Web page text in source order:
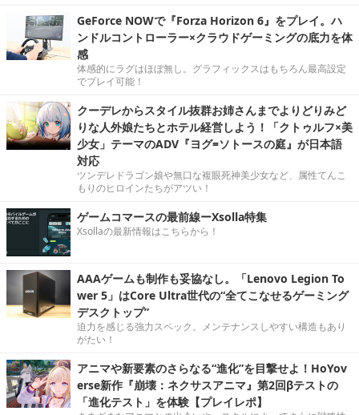
GeForce NOWで『Forza Horizon 6』をプレイ。ハ
ンドルコントローラー×クラウドゲーミングの底力を体
感
体感的にラグはほぼ無し。グラフィックスはもちろん最高設定
でプレイ可能！
クーデレからスタイル抜群お姉さんまでよりどりみど
りな人外娘たちとホテル経営しよう！「クトゥルフ×美
少女」テーマのADV『ヨグ=ソトースの庭』が日本語
対応
ツンデレドラゴン娘や無口な複眼死神美少女など、属性てんこ
もりのヒロインたちがアツい！
ゲームコマースの最前線ーXsolla特集
Xsollaの最新情報はこちらから！
AAAゲームも制作も妥協なし。「Lenovo Legion To
wer 5」はCore Ultra世代の“全てこなせるゲーミング
デスクトップ”
迫力を感じる強力スペック。メンテナンスしやすい構造もあり
がたい！
アニマや新要素のさらなる“進化”を目撃せよ！HoYov
erse新作『崩壊：ネクサスアニマ』第2回βテストの
「進化テスト」を体験【プレイレポ】